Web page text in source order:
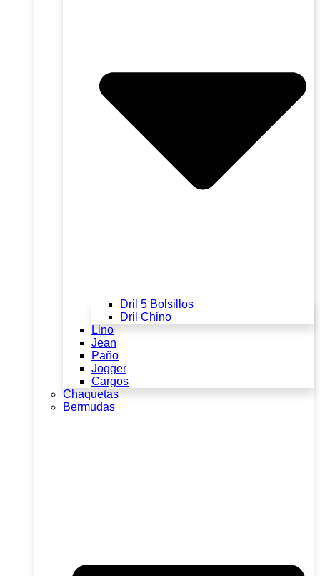
Dril 5 Bolsillos
Dril Chino
Lino
Jean
Paño
Jogger
Cargos
Chaquetas
Bermudas